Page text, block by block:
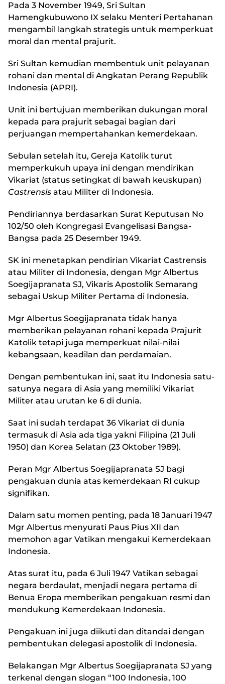
Pada 3 November 1949, Sri Sultan
Hamengkubuwono IX selaku Menteri Pertahanan
mengambil langkah strategis untuk memperkuat
moral dan mental prajurit.
Sri Sultan kemudian membentuk unit pelayanan
rohani dan mental di Angkatan Perang Republik
Indonesia (APRI).
Unit ini bertujuan memberikan dukungan moral
kepada para prajurit sebagai bagian dari
perjuangan mempertahankan kemerdekaan.
Sebulan setelah itu, Gereja Katolik turut
memperkukuh upaya ini dengan mendirikan
Vikariat (status setingkat di bawah keuskupan)
Castrensis atau Militer di Indonesia.
Pendiriannya berdasarkan Surat Keputusan No
102/50 oleh Kongregasi Evangelisasi Bangsa-
Bangsa pada 25 Desember 1949.
SK ini menetapkan pendirian Vikariat Castrensis
atau Militer di Indonesia, dengan Mgr Albertus
Soegijapranata SJ, Vikaris Apostolik Semarang
sebagai Uskup Militer Pertama di Indonesia.
Mgr Albertus Soegijapranata tidak hanya
memberikan pelayanan rohani kepada Prajurit
Katolik tetapi juga memperkuat nilai-nilai
kebangsaan, keadilan dan perdamaian.
Dengan pembentukan ini, saat itu Indonesia satu-
satunya negara di Asia yang memiliki Vikariat
Militer atau urutan ke 6 di dunia.
Saat ini sudah terdapat 36 Vikariat di dunia
termasuk di Asia ada tiga yakni Filipina (21 Juli
1950) dan Korea Selatan (23 Oktober 1989).
Peran Mgr Albertus Soegijapranata SJ bagi
pengakuan dunia atas kemerdekaan RI cukup
signifikan.
Dalam satu momen penting, pada 18 Januari 1947
Mgr Albertus menyurati Paus Pius XII dan
memohon agar Vatikan mengakui Kemerdekaan
Indonesia.
Atas surat itu, pada 6 Juli 1947 Vatikan sebagai
negara berdaulat, menjadi negara pertama di
Benua Eropa memberikan pengakuan resmi dan
mendukung Kemerdekaan Indonesia.
Pengakuan ini juga diikuti dan ditandai dengan
pembentukan delegasi apostolik di Indonesia.
Belakangan Mgr Albertus Soegijapranata SJ yang
terkenal dengan slogan “100 Indonesia, 100